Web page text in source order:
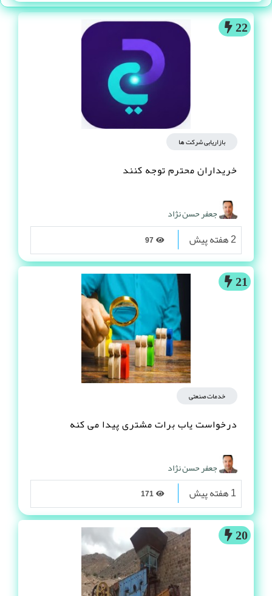
22
بازاریابی شرکت ها
خریداران محترم توجه کنند
جعفر حسن نژاد
2 هفته پیش
21
خدمات صنعتی
درخواست یاب برات مشتری پیدا می کنه
جعفر حسن نژاد
1 هفته پیش
20